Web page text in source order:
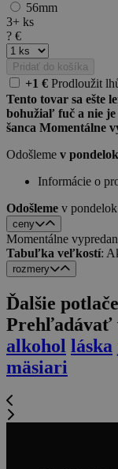
56mm
3+ ks
? €
Pridať do košíka
+1 € Prodloužit
Tento tovar sa ešte
bohužiaľ fuč a nie
šanca Momentálne
Odošleme v
Informácie o
Odošleme v
ceny
Momentálne
Tabuľka veľkostí:
rozmery
Ďalšie
Prehľadávať
alkohol láska
mäsiari